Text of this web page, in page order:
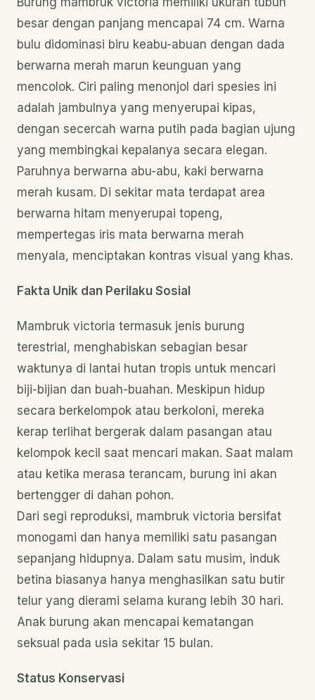
besar dengan panjang mencapai 74 cm. Warna
bulu didominasi biru keabu-abuan dengan dada
berwarna merah marun keunguan yang
mencolok. Ciri paling menonjol dari spesies ini
adalah jambulnya yang menyerupai kipas,
dengan secercah warna putih pada bagian ujung
yang membingkai kepalanya secara elegan.
Paruhnya berwarna abu-abu, kaki berwarna
merah kusam. Di sekitar mata terdapat area
berwarna hitam menyerupai topeng,
mempertegas iris mata berwarna merah
menyala, menciptakan kontras visual yang khas.
Fakta Unik dan Perilaku Sosial
Mambruk victoria termasuk jenis burung
terestrial, menghabiskan sebagian besar
waktunya di lantai hutan tropis untuk mencari
biji-bijian dan buah-buahan. Meskipun hidup
secara berkelompok atau berkoloni, mereka
kerap terlihat bergerak dalam pasangan atau
kelompok kecil saat mencari makan. Saat malam
atau ketika merasa terancam, burung ini akan
bertengger di dahan pohon.
Dari segi reproduksi, mambruk victoria bersifat
monogami dan hanya memiliki satu pasangan
sepanjang hidupnya. Dalam satu musim, induk
betina biasanya hanya menghasilkan satu butir
telur yang dierami selama kurang lebih 30 hari.
Anak burung akan mencapai kematangan
seksual pada usia sekitar 15 bulan.
Status Konservasi